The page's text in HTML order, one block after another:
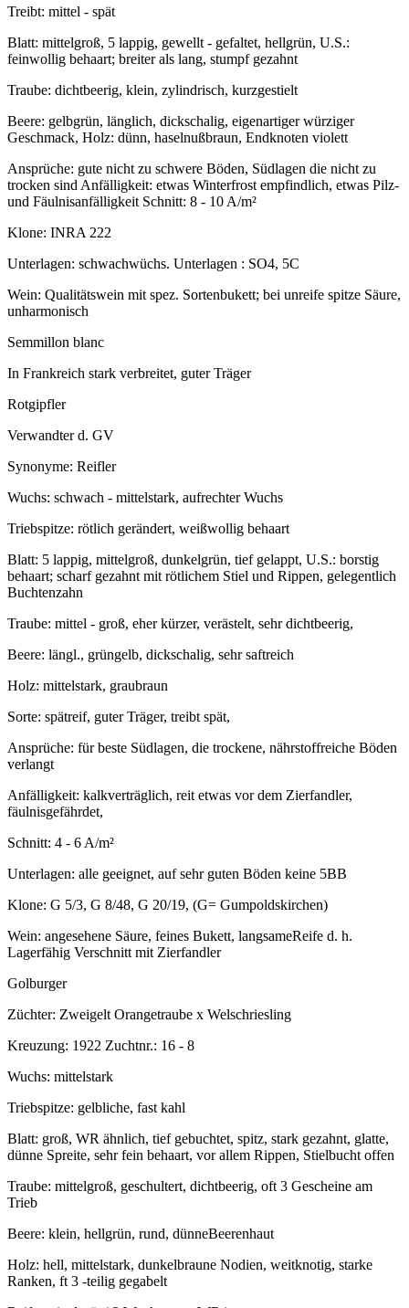
Treibt: mittel - spät
Blatt: mittelgroß, 5 lappig, gewellt - gefaltet, hellgrün, U.S.:
feinwollig behaart; breiter als lang, stumpf gezahnt
Traube: dichtbeerig, klein, zylindrisch, kurzgestielt
Beere: gelbgrün, länglich, dickschalig, eigenartiger würziger
Geschmack, Holz: dünn, haselnußbraun, Endknoten violett
Ansprüche: gute nicht zu schwere Böden, Südlagen die nicht zu
trocken sind Anfälligkeit: etwas Winterfrost empfindlich, etwas Pilz-
und Fäulnisanfälligkeit Schnitt: 8 - 10 A/m²
Klone: INRA 222
Unterlagen: schwachwüchs. Unterlagen : SO4, 5C
Wein: Qualitätswein mit spez. Sortenbukett; bei unreife spitze Säure,
unharmonisch
Semmillon blanc
In Frankreich stark verbreitet, guter Träger
Rotgipfler
Verwandter d. GV
Synonyme: Reifler
Wuchs: schwach - mittelstark, aufrechter Wuchs
Triebspitze: rötlich gerändert, weißwollig behaart
Blatt: 5 lappig, mittelgroß, dunkelgrün, tief gelappt, U.S.: borstig
behaart; scharf gezahnt mit rötlichem Stiel und Rippen, gelegentlich
Buchtenzahn
Traube: mittel - groß, eher kürzer, verästelt, sehr dichtbeerig,
Beere: längl., grüngelb, dickschalig, sehr saftreich
Holz: mittelstark, graubraun
Sorte: spätreif, guter Träger, treibt spät,
Ansprüche: für beste Südlagen, die trockene, nährstoffreiche Böden
verlangt
Anfälligkeit: kalkverträglich, reit etwas vor dem Zierfandler,
fäulnisgefährdet,
Schnitt: 4 - 6 A/m²
Unterlagen: alle geeignet, auf sehr guten Böden keine 5BB
Klone: G 5/3, G 8/48, G 20/19, (G= Gumpoldskirchen)
Wein: angesehene Säure, feines Bukett, langsameReife d. h.
Lagerfähig Verschnitt mit Zierfandler
Golburger
Züchter: Zweigelt Orangetraube x Welschriesling
Kreuzung: 1922 Zuchtnr.: 16 - 8
Wuchs: mittelstark
Triebspitze: gelbliche, fast kahl
Blatt: groß, WR ähnlich, tief gebuchtet, spitz, stark gezahnt, glatte,
dünne Spreite, sehr fein behaart, vor allem Rippen, Stielbucht offen
Traube: mittelgroß, geschultert, dichtbeerig, oft 3 Gescheine am
Trieb
Beere: klein, hellgrün, rund, dünneBeerenhaut
Holz: hell, mittelstark, dunkelbraune Nodien, weitknotig, starke
Ranken, ft 3 -teilig gegabelt